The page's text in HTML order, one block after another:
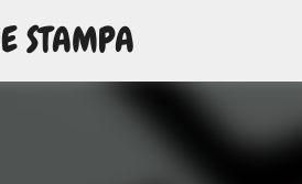
STAMPA